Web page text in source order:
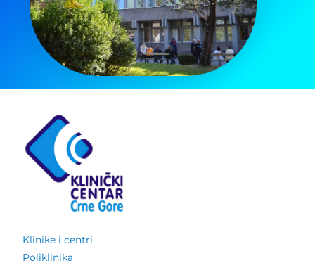
Klinike i centri
Poliklinika